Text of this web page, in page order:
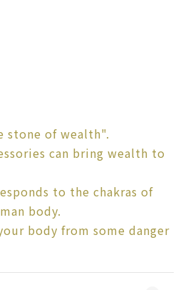
stone of wealth".
can bring wealth to
to the chakras of
body.
body from some danger